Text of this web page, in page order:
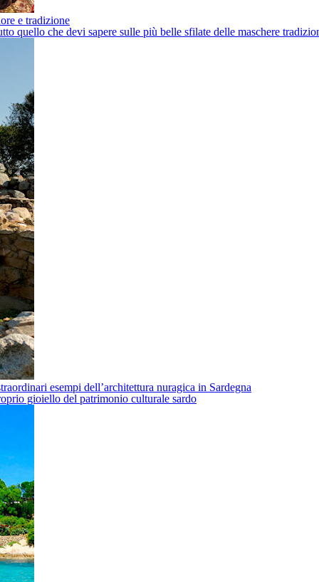
e tradizione
quello che devi sapere sulle più belle sfilate delle maschere
esempi dell’architettura nuragica in Sardegna
gioiello del patrimonio culturale sardo